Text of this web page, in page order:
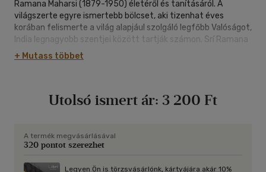
Ramana Maharsi (1879-1950) életéről és tanításáról. A
világszerte egyre ismertebb bölcset, aki tizenhat éves
korában felismerte a világ alapjául szolgáló legfőbb Valóságot,
India legnagyobb szentjei között tartják számon. Srí Ramana
üzenete az, hogy az Önismeret nem valami újonnan elérendő
dolog, hiszen nem más, mint tudatára ébredni természetes
szkepticizmus jellemez. ...képessé tesz minket arra, hogy
élhessünk. - (dr. Sz. Rádhákrisnan)
+ Mutass többet
Utolsó ismert ár: 3 200 Ft
A termék megvásárlásával
320 pontot szerezhet
Legyen Ön is törzsvásárlónk, kártyájára akár 10%